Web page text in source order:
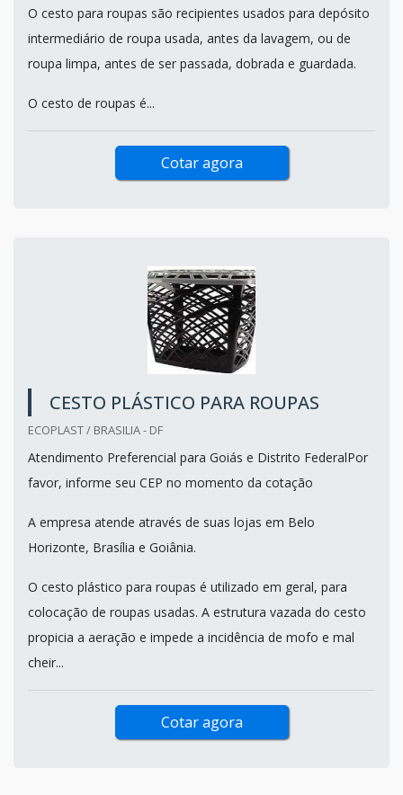
O cesto para roupas são recipientes usados para depósito
intermediário de roupa usada, antes da lavagem, ou de
roupa limpa, antes de ser passada, dobrada e guardada.
O cesto de roupas é...
Cotar agora
CESTO PLÁSTICO PARA ROUPAS
ECOPLAST / BRASILIA - DF
Atendimento Preferencial para Goiás e Distrito FederalPor
favor, informe seu CEP no momento da cotação
A empresa atende através de suas lojas em Belo
Horizonte, Brasília e Goiânia.
O cesto plástico para roupas é utilizado em geral, para
colocação de roupas usadas. A estrutura vazada do cesto
propicia a aeração e impede a incidência de mofo e mal
cheir...
Cotar agora